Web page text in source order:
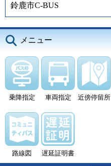
鈴鹿市C-BUS
メニュー
乗降指定 車両指定 近傍停留所
路線図 遅延証明書